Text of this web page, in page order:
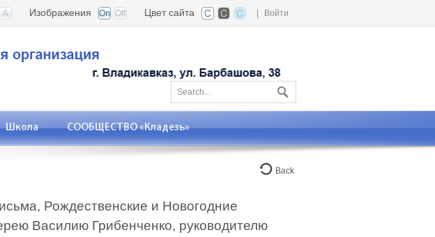
Войти
Цвет сайта
Изображения
Школа СООБЩЕСТВО «Кладезь»
Back
Рождественские и Новогодние
Василию Грибенченко, руководителю